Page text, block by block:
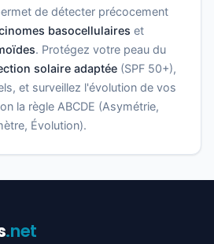
de détecter précocement
basocellulaires et
. Protégez votre peau du
solaire adaptée (SPF 50+),
et surveillez l'évolution de vos
la règle ABCDE (Asymétrie,
Évolution).
.net